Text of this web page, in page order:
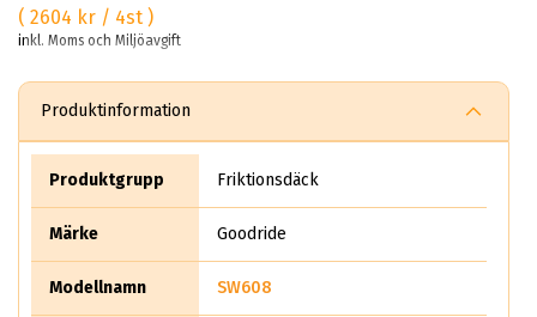
( 2604 kr / 4st )
inkl. Moms och Miljöavgift
Produktinformation
Produktgrupp Friktionsdäck
Märke Goodride
Modellnamn SW608